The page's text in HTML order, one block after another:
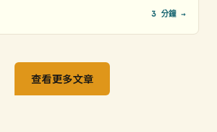
3 分鐘 →
查看更多文章